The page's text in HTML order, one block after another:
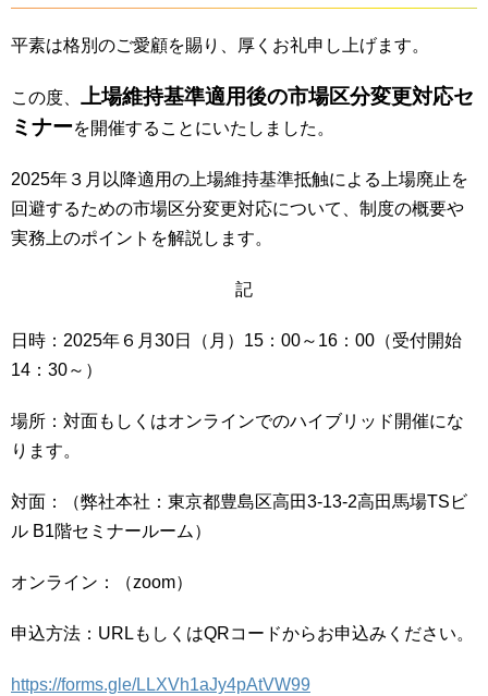
平素は格別のご愛顧を賜り、厚くお礼申し上げます。
この度、 上場維持基準適用後の市場区分変更対応セ
ミナーを開催することにいたしました。
2025年３月以降適用の上場維持基準抵触による上場廃止を
回避するための市場区分変更対応について、制度の概要や
実務上のポイントを解説します。
記
日時：2025年６月30日（月）15：00～16：00（受付開始
14：30～）
場所：対面もしくはオンラインでのハイブリッド開催にな
ります。
対面：（弊社本社：東京都豊島区高田3-13-2高田馬場TSビ
ル B1階セミナールーム）
オンライン：（zoom）
申込方法：URLもしくはQRコードからお申込みください。
https://forms.gle/LLXVh1aJy4pAtVW99